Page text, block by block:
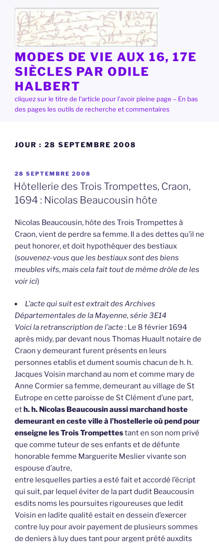
contenu
principal
MODES DE VIE AUX 16, 17E
SIÈCLES PAR ODILE
HALBERT
cliquez sur le titre de l'article pour l'avoir pleine page – En bas
des pages les outils de recherche et commentaires
JOUR : 28 SEPTEMBRE 2008
PUBLIÉ
LE
28 SEPTEMBRE 2008
Hôtellerie des Trois Trompettes, Craon,
1694 : Nicolas Beaucousin hôte
Nicolas Beaucousin, hôte des Trois Trompettes à
Craon, vient de perdre sa femme. Il a des dettes qu’il ne
peut honorer, et doit hypothéquer des bestiaux
(souvenez-vous que les bestiaux sont des biens
meubles vifs, mais cela fait tout de même drôle de les
voir ici)
L’acte qui suit est extrait des Archives
Départementales de la Mayenne, série 3E14
Voici la retranscription de l’acte: Le 8 février 1694
après midy, par devant nous Thomas Huault notaire de
Craon y demeurant furent présents en leurs
personnes etablis et dument soumis chacun de h. h.
Jacques Voisin marchand au nom et comme mary de
Anne Cormier sa femme, demeurant au village de St
Eutrope en cette paroisse de St Clément d’une part,
eth. h. Nicolas Beaucousin aussi marchand hoste
demeurant en ceste ville à l’hostellerie où pend pour
enseigne les Trois Trompettestant en son nom privé
que comme tuteur de ses enfants et de défunte
honorable femme Marguerite Meslier vivante son
espouse d’autre,
entre lesquelles parties a esté fait et accordé l’écript
qui suit, par lequel éviter de la part dudit Beaucousin
esdits noms les poursuites rigoureuses que ledit
Voisin en ladite qualité estait en dessein d’exercer
contre luy pour avoir payement de plusieurs sommes
de deniers à luy dues tant pour argent prêté auxdits